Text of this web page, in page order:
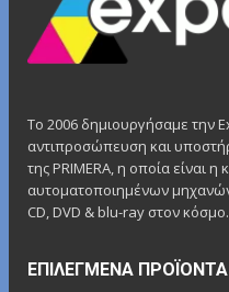
Το 2006 δημιουργήσαμε την
αντιπροσώπευση και
της PRIMERA, η οποία είναι
αυτοματοποιημένων
CD, DVD & blu-ray στον κόσμο.
ΕΠΙΛΕΓΜΈΝΑ ΠΡΟΪΌΝΤΑ